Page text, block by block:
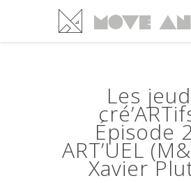
Les
Épisode
ART’UEL
Xavier